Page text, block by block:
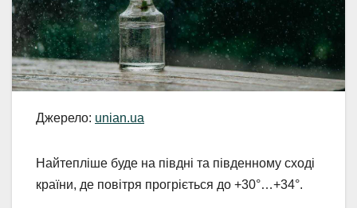
Джерело: unian.ua
Найтепліше буде на півдні та південному сході
країни, де повітря прогріється до +30°…+34°.